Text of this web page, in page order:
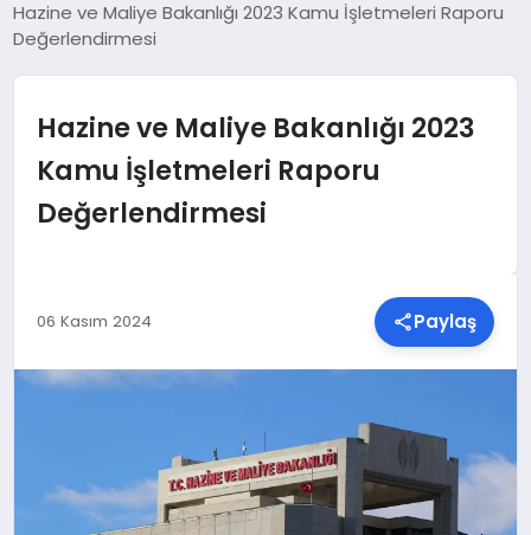
EKONOMI
SAĞLIK
MALATYA HABERLERI
Hazine ve Maliye Bakanlığı 2023 Kamu İşletmeleri Raporu
Değerlendirmesi
Hazine ve Maliye Bakanlığı 2023
Kamu İşletmeleri Raporu
Değerlendirmesi
06 Kasım 2024 Paylaş